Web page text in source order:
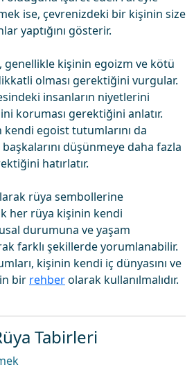
ise, çevrenizdeki bir kişinin size
yaptığını gösterir.
genellikle kişinin egoizm ve kötü
olması gerektiğini vurgular.
insanların niyetlerini
koruması gerektiğini anlatır.
kendi egoist tutumlarını da
düşünmeye daha fazla
hatırlatır.
rüya sembollerine
her rüya kişinin kendi
durumuna ve yaşam
farklı şekillerde yorumlanabilir.
kişinin kendi iç dünyasını ve
bir rehberolarak kullanılmalıdır.
Tabirleri